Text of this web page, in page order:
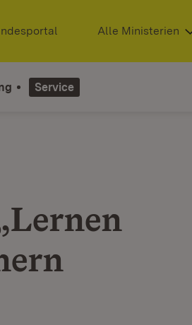
(Öffnet in neuem Fenster)
Alle Ministerien
Service